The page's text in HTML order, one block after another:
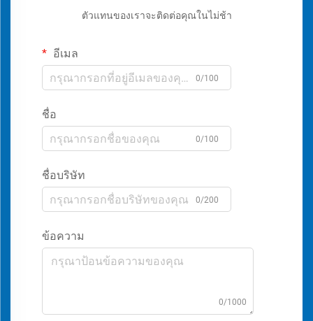
ตัวแทนของเราจะติดต่อคุณในไม่ช้า
อีเมล
0/100
ชื่อ
0/100
ชื่อบริษัท
0/200
ข้อความ
0/1000